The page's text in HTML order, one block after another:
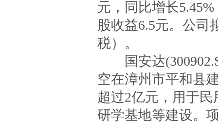
元，同比增长
股收益6.5元。公司
税）。
国安达
空在漳州市平和县
超过2亿元，用于
研学基地等建设。